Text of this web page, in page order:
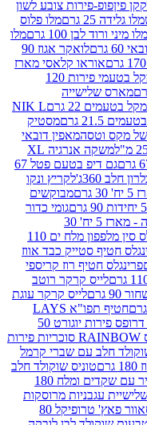
צובע לשון
מלו פלוס
גרם
מלו
לואקר אגוז 90
קלאסי מארז
לוקיטוס סוכריות על מקל בטעמי פירות 120
NIK L
מסטיק
מאפין דובאי
משקה אנרגיה XL
גם דיפ בטעם פטל 67
לקריץ ונקו
מבוקשים
גומי כדור
מבוקשים בטעם בננה - מארז 5 יח' 30
פרינגלס סין מלפפון מלח ים 110
כבד אווז
רוז קריספי
קרקר רוטב
לייס קרקר עוגת
חטיף תפו"א LAYS
סקיטלס גומי דרופס פירות יוגורט 50
מנטוס RAINBOW סוכריות פירות
שברי קרמל
שוקולד חלב
טוניס שוקולד מריר עם שקדים ומלח 180
מרוסקות
סוכריות גומי סאוור פאץ' טרופיקל 80